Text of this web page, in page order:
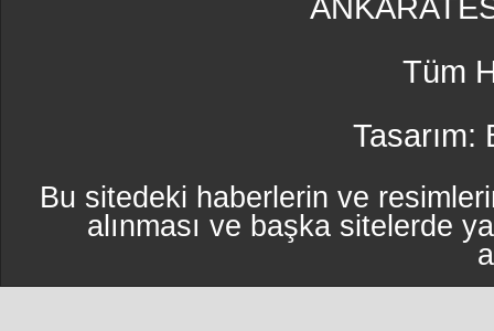
Tüm
Tasarım:
Bu sitedeki haberlerin ve
alınması ve başka sitelerde